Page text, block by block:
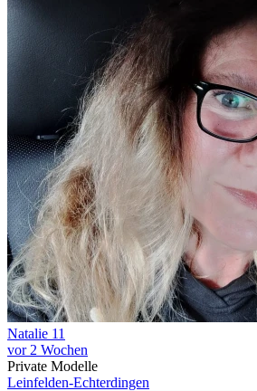
Natalie 11
vor 2 Wochen
Private Modelle
Leinfelden-Echterdingen